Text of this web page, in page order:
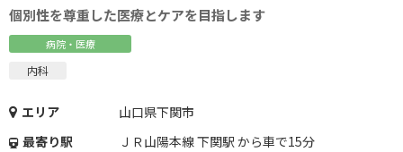
個別性を尊重した医療とケアを目指します
病院・医療
内科
エリア
山口県下関市
最寄り駅
ＪＲ山陽本線 下関駅 から車で15分